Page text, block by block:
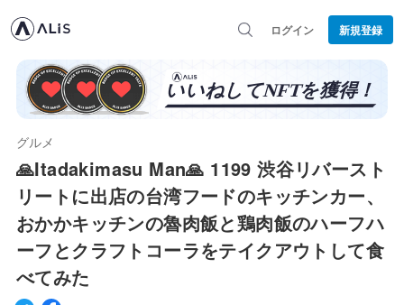
ログイン 新規登録
グルメ
🙏Itadakimasu Man🙏 1199 渋谷リバースト
リートに出店の台湾フードのキッチンカー、
おかかキッチンの魯肉飯と鶏肉飯のハーフハ
ーフとクラフトコーラをテイクアウトして食
べてみた